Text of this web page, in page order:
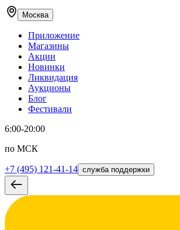
Москва
Приложение
Магазины
Акции
Новинки
Ликвидация
Аукционы
Блог
Фестивали
6:00-20:00
по МСК
+7 (495) 121-41-14 служба поддержки